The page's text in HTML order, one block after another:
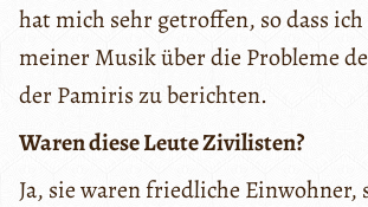
hat mich sehr getroffen, so dass ich
meiner Musik über die Probleme
der Pamiris zu berichten.
Waren diese Leute Zivilisten?
Ja, sie waren friedliche Einwohner,